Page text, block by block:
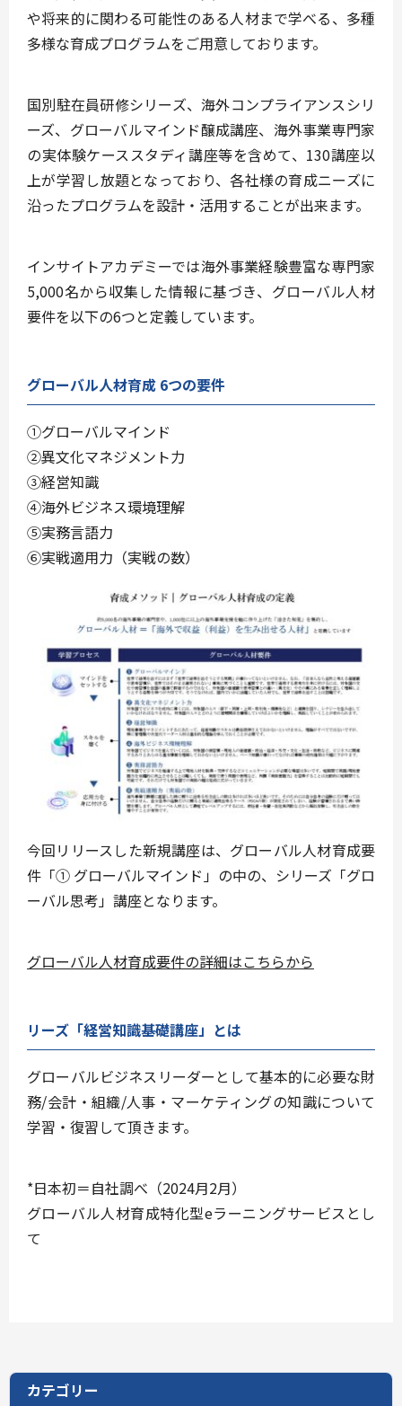
や将来的に関わる可能性のある⼈材まで学べる、多種
多様な育成プログラムをご⽤意しております。
国別駐在員研修シリーズ、海外コンプライアンスシリ
ーズ、グローバルマインド醸成講座、海外事業専⾨家
の実体験ケーススタディ講座等を含めて、130講座以
上が学習し放題となっており、各社様の育成ニーズに
沿ったプログラムを設計・活⽤することが出来ます。
インサイトアカデミーでは海外事業経験豊富な専門家
5,000名から収集した情報に基づき、グローバル人材
要件を以下の6つと定義しています。
グローバル人材育成 6つの要件
①グローバルマインド
②異文化マネジメント力
③経営知識
④海外ビジネス環境理解
⑤実務言語力
⑥実戦適用力（実戦の数）
今回リリースした新規講座は、グローバル人材育成要
件「➀ グローバルマインド」の中の、シリーズ「グロ
ーバル思考」講座となります。
グローバル人材育成要件の詳細はこちらから
リーズ「経営知識基礎講座」とは
グローバルビジネスリーダーとして基本的に必要な財
務/会計・組織/人事・マーケティングの知識について
学習・復習して頂きます。
*日本初＝自社調べ（2024月2月）
グローバル⼈材育成特化型eラーニングサービスとし
て
カテゴリー